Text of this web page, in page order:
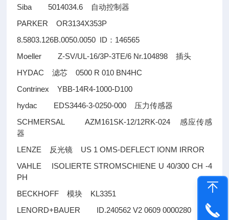
Siba 5014034.6
自动控制器
PARKER OR3134X353P
8.5803.126B.0050.0050 ID ： 146565
Moeller Z-SV/UL-16/3P-3TE/6 Nr.104898插头
HYDAC滤芯 0500 R 010 BN4HC
Contrinex YBB-14R4-1000-D100
hydac EDS3446-3-0250-000 压力传感器
SCHMERSAL AZM161SK-12/12RK-024感应传感
器
LENZE 反光镜 US 1 OMS-DEFLECT IONM IRROR
VAHLE ISOLIERTE STROMSCHIENE U 40/300 CH -4
PH
BECKHOFF模块 KL3351
LENORD+BAUER ID.240562 V2 0609 0000280